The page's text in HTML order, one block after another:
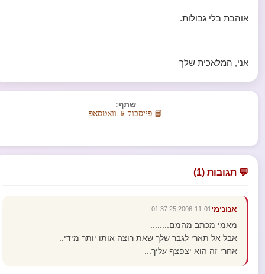
אוהבת בלי גבולות.
אני, המלאכית שלך
שתף:
📘 פייסבוק 📱 וואטסאפ
💬 תגובות (1)
אנונימי 2006-11-01 01:37:25
מאמי מכתב מהמם........
אבל אל תארי לגבר שלך שאת רוצה אותו יותר מידי..
אחרי זה הוא יצפצף עליך...